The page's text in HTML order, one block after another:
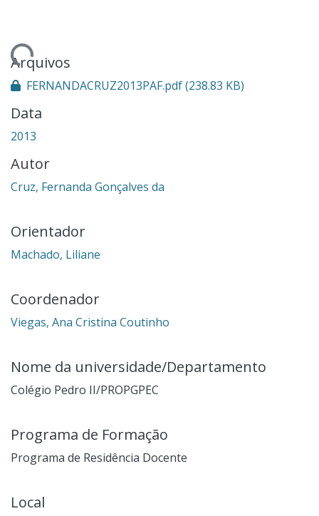
Arquivos
FERNANDACRUZ2013PAF.pdf(238.83 KB)
Data
2013
Autor
Cruz, Fernanda Gonçalves da
Orientador
Machado, Liliane
Coordenador
Viegas, Ana Cristina Coutinho
Nome da universidade/Departamento
Colégio Pedro II/PROPGPEC
Programa de Formação
Programa de Residência Docente
Local